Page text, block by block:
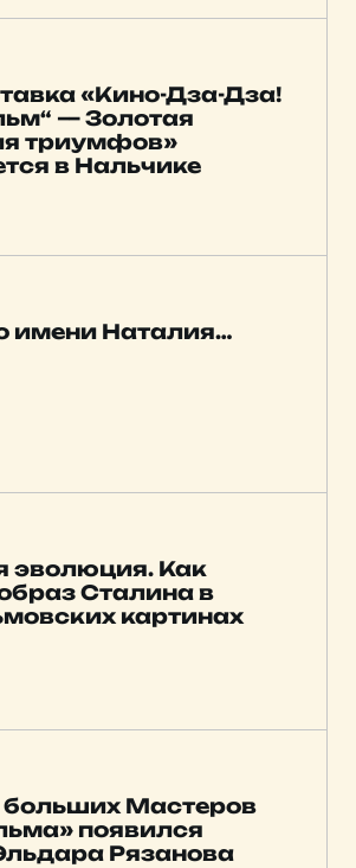
«Кино-Дза-Дза!
— Золотая
триумфов»
в Нальчике
имени Наталия…
эволюция. Как
Сталина в
картинах
больших Мастеров
появился
Рязанова